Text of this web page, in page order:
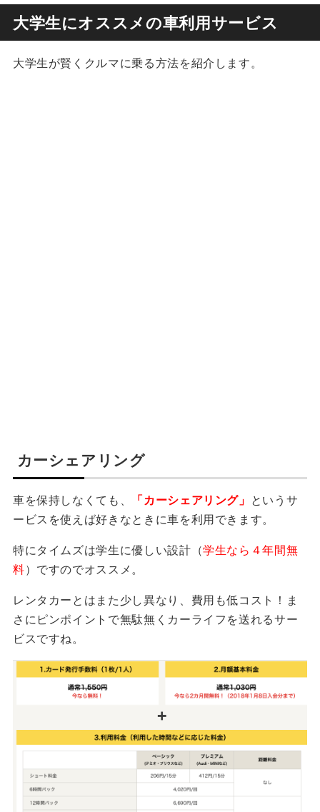
大学生にオススメの車利用サービス
大学生が賢くクルマに乗る方法を紹介します。
カーシェアリング
車を保持しなくても、 「カーシェアリング」 というサ
ービスを使えば好きなときに車を利用できます。
特にタイムズは学生に優しい設計（学生なら４年間無
料）ですのでオススメ。
レンタカーとはまた少し異なり、費用も低コスト！ま
さにピンポイントで無駄無くカーライフを送れるサー
ビスですね。